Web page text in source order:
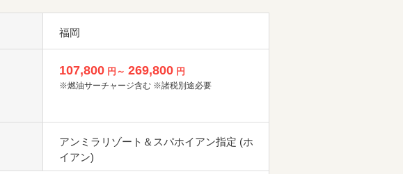
福岡
107,800 円～ 269,800 円
※燃油サーチャージ含む ※諸税別途必要
アンミラリゾート＆スパホイアン指定 (ホ
イアン)